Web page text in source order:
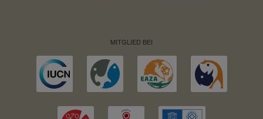
MITGLIED BEI